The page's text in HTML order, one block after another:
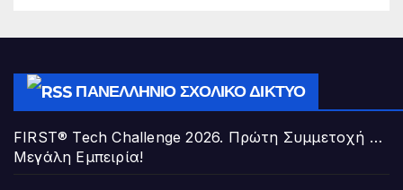
ΠΑΝΕΛΛΉΝΙΟ ΣΧΟΛΙΚΌ ΔΊΚΤΥΟ
FIRST® Tech Challenge 2026. Πρώτη Συμμετοχή …
Μεγάλη Εμπειρία!